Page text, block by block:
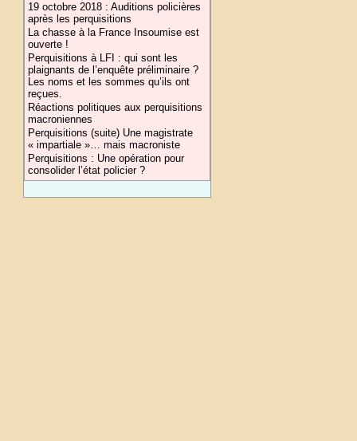
19 octobre 2018 : Auditions policières
après les perquisitions
La chasse à la France Insoumise est
ouverte !
Perquisitions à LFI : qui sont les
plaignants de l’enquête préliminaire ?
Les noms et les sommes qu’ils ont
reçues.
Réactions politiques aux perquisitions
macroniennes
Perquisitions (suite) Une magistrate
« impartiale »… mais macroniste
Perquisitions : Une opération pour
consolider l’état policier ?